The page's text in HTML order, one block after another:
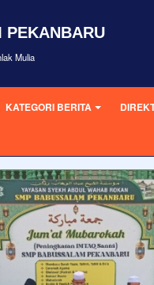
PEKANBARU
Mulia
KATEGORI BERITA